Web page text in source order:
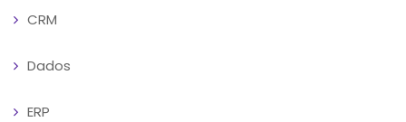
CRM
Dados
ERP